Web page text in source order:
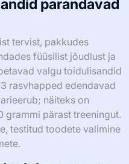
parandavad
tervist, pakkudes
füüsilist jõudlust ja
valgu toidulisandid
rasvhapped edendavad
näiteks on
pärast treeningut.
testitud toodete valimine